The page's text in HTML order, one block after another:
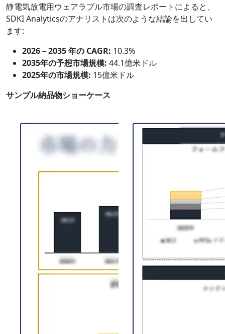
静電気放電用ウェアラブル市場の調査レポートによると、
SDKI Analyticsのアナリストは次のような結論を出してい
ます:
2026－2035 年の CAGR: 10.3%
2035年の予想市場規模: 44.1億米ドル
2025年の市場規模: 15億米ドル
サンプル納品物ショーケース